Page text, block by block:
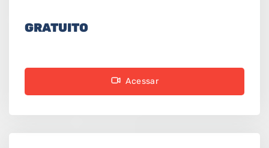
GRATUITO
Acessar